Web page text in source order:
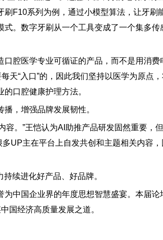
F10系列为例，通过小模型算法，让牙刷
。数字牙刷从一个工具变成了一个集多传
腔医学专业可循证的产品，而不是用消费
天“入口”的，因此我们坚持以医学为原点
口腔健康护理方法。
，增强品牌发展韧性。
。”王恺认为AI助推产品研发固然重要，
UP主在平台上自发共创和主题相关内容
续进化好产品、好品牌。
中国企业界的年度思想智慧盛宴。本届论
国经济高质量发展之道。